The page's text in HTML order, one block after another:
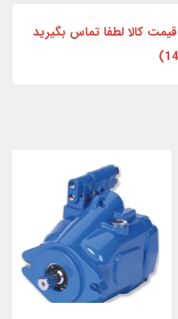
کالا لطفا تماس بگیرید